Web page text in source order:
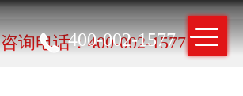
400-002-1577
咨询电话：400-002-1577